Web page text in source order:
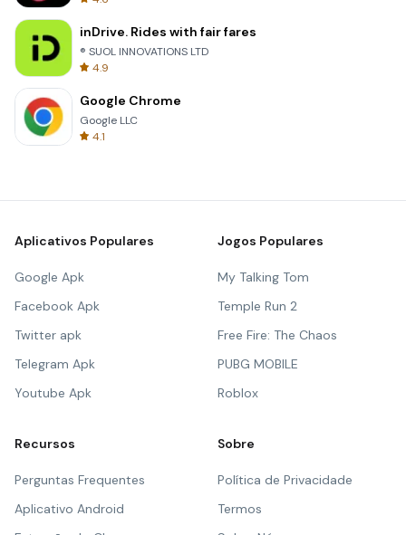
inDrive. Rides with fair fares
® SUOL INNOVATIONS LTD
4.9
Google Chrome
Google LLC
4.1
Aplicativos Populares
Google Apk
Facebook Apk
Twitter apk
Telegram Apk
Youtube Apk
Jogos Populares
My Talking Tom
Temple Run 2
Free Fire: The Chaos
PUBG MOBILE
Roblox
Recursos
Perguntas Frequentes
Aplicativo Android
Sobre
Política de Privacidade
Termos